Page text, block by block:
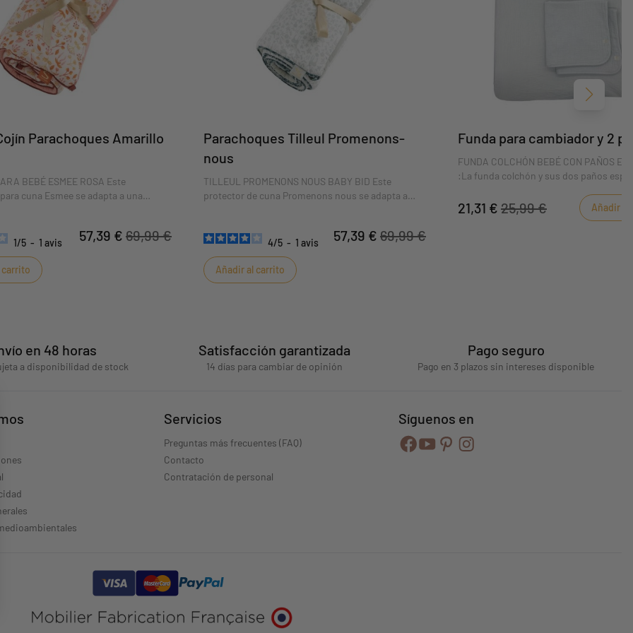
Parachoques Amarillo
BEBÉ ESMEE ROSA Este
cuna Esmee se adapta a una
estilo campestre a la cama de
al dormitorio de tu hijo. Es
por lo que su hijo no se chocará
1/5 - 1 avis 57,39 € 69,99 €
carrito
Parachoques Tilleul Promenons-
nous
TILLEUL PROMENONS NOUS BABY BID Este
protector de cuna Promenons nous se adapta a
un estilo natural y refinado a la cama de tu bebé.
4/5 - 1 avis 57,39 € 69,99 €
Añadir al carrito
Funda para cambiador y 2
FUNDA COLCHÓN BEBÉ CON PAÑOS
:La funda colchón y sus dos paños
paños de esponja garantizan que la
pañal esté siempre
21,31 € 25,99 € Añadir
en 48 horas
a disponibilidad de stock
Satisfacción garantizada
14 días para cambiar de opinión
Pago seguro
Pago en 3 plazos sin intereses disponible
Servicios
Preguntas más frecuentes (FAQ)
Contacto
Contratación de personal
Síguenos en